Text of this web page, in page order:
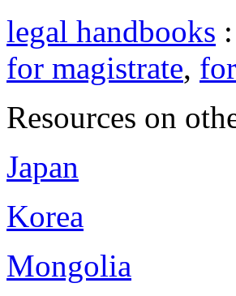
legal handbooks :
for magistrate,
Resources on
Japan
Korea
Mongolia